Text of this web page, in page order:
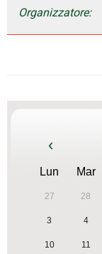
Organizzatore:
‹
Lun Mar
27 28
3 4
10 11